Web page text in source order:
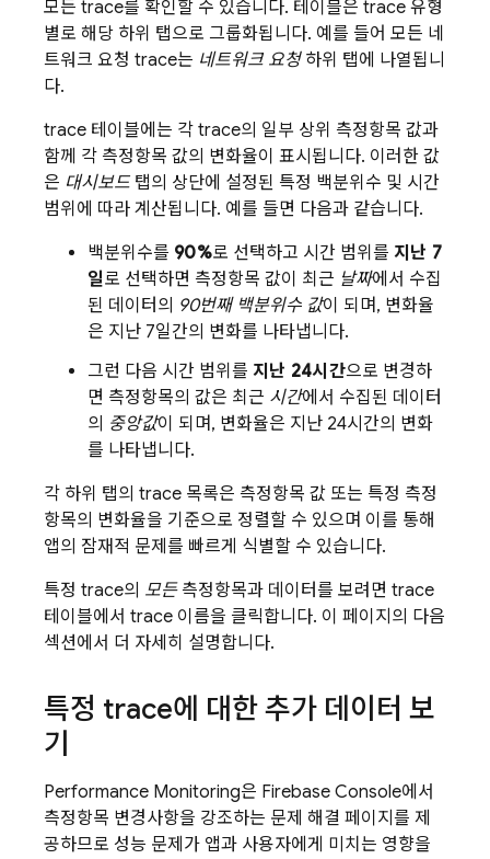
모든 trace를 확인할 수 있습니다. 테이블은 trace 유형
별로 해당 하위 탭으로 그룹화됩니다. 예를 들어 모든 네
트워크 요청 trace는 네트워크 요청하위 탭에 나열됩니
다.
trace 테이블에는 각 trace의 일부 상위 측정항목 값과
함께 각 측정항목 값의 변화율이 표시됩니다. 이러한 값
은 대시보드 탭의 상단에 설정된 특정 백분위수 및 시간
범위에 따라 계산됩니다. 예를 들면 다음과 같습니다.
백분위수를 90%로 선택하고 시간 범위를 지난 7
일로 선택하면 측정항목 값이 최근 날짜에서 수집
된 데이터의 90번째 백분위수 값이 되며, 변화율
은 지난 7일간의 변화를 나타냅니다.
그런 다음 시간 범위를 지난 24시간으로 변경하
면 측정항목의 값은 최근 시간에서 수집된 데이터
의 중앙값이 되며, 변화율은 지난 24시간의 변화
를 나타냅니다.
각 하위 탭의 trace 목록은 측정항목 값 또는 특정 측정
항목의 변화율을 기준으로 정렬할 수 있으며 이를 통해
앱의 잠재적 문제를 빠르게 식별할 수 있습니다.
특정 trace의 모든측정항목과 데이터를 보려면 trace
테이블에서 trace 이름을 클릭합니다. 이 페이지의 다음
섹션에서 더 자세히 설명합니다.
특정 trace에 대한 추가 데이터 보
기
Performance Monitoring은 Firebase Console에서
측정항목 변경사항을 강조하는 문제 해결 페이지를 제
공하므로 성능 문제가 앱과 사용자에게 미치는 영향을